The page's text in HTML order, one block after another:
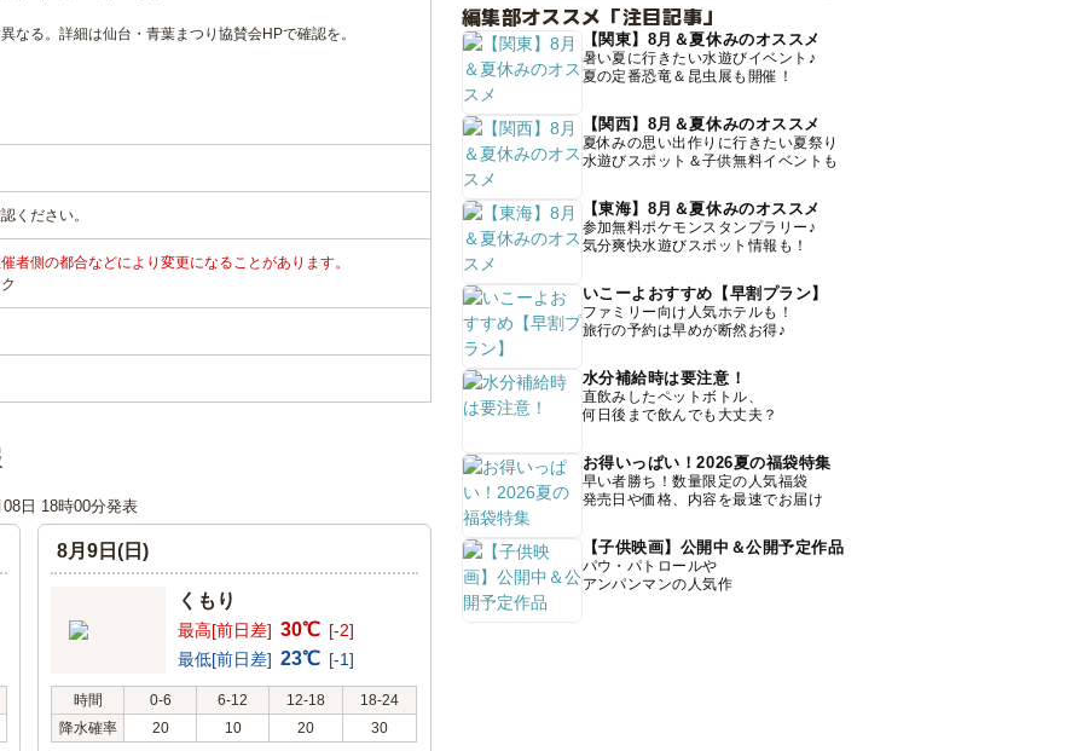
なる。詳細は仙台・青葉まつり協賛会HPで確認を。
ください。
者側の都合などにより変更になることがあります。
日 18時00分発表
8月9日(日)
くもり
最高[前日差] 30℃ [-2]
最低[前日差] 23℃ [-1]
時間 0-6 6-12 12-18
18-24
降水確率
20 10 20 30
編集部オススメ「注目記事」
【関東】8月＆夏休みのオススメ
暑い夏に行きたい水遊びイベント♪
夏の定番恐竜＆昆虫展も開催！
【関西】8月＆夏休みのオススメ
夏休みの思い出作りに行きたい夏祭り
水遊びスポット＆子供無料イベントも
【東海】8月＆夏休みのオススメ
参加無料ポケモンスタンプラリー♪
気分爽快水遊びスポット情報も！
いこーよおすすめ【早割プラン】
ファミリー向け人気ホテルも！
旅行の予約は早めが断然お得♪
水分補給時は要注意！
直飲みしたペットボトル、
何日後まで飲んでも大丈夫？
お得いっぱい！2026夏の福袋特集
早い者勝ち！数量限定の人気福袋
発売日や価格、内容を最速でお届け
【子供映画】公開中＆公開予定作品
パウ・パトロールや
アンパンマンの人気作